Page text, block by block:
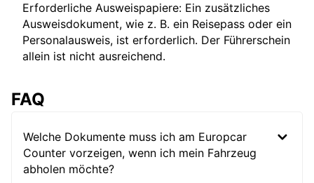
Erforderliche Ausweispapiere: Ein zusätzliches
Ausweisdokument, wie z. B. ein Reisepass oder ein
Personalausweis, ist erforderlich. Der Führerschein
allein ist nicht ausreichend.
FAQ
Welche Dokumente muss ich am Europcar
Counter vorzeigen, wenn ich mein Fahrzeug
abholen möchte?